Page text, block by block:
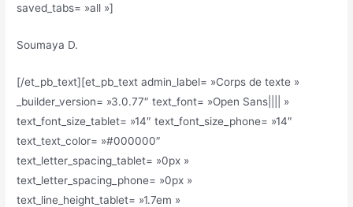
saved_tabs= »all »]
Soumaya D.
[/et_pb_text][et_pb_text admin_label= »Corps de texte »
_builder_version= »3.0.77″ text_font= »Open Sans|||| »
text_font_size_tablet= »14″ text_font_size_phone= »14″
text_text_color= »#000000″
text_letter_spacing_tablet= »0px »
text_letter_spacing_phone= »0px »
text_line_height_tablet= »1.7em »